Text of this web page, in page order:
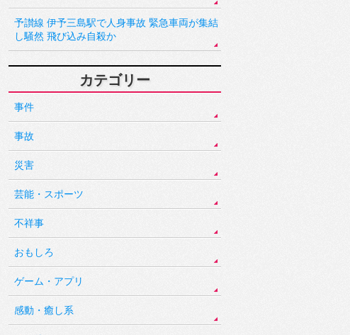
予讃線 伊予三島駅で人身事故 緊急車両が集結
し騒然 飛び込み自殺か
カテゴリー
事件
事故
災害
芸能・スポーツ
不祥事
おもしろ
ゲーム・アプリ
感動・癒し系